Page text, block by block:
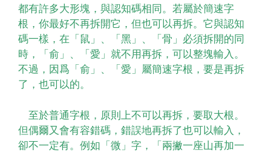
都有許多大形塊，與認知碼相同。若屬於簡速字
根，你最好不再拆開它，但也可以再拆。它與認知
碼一樣，在「鼠」、「黑」、「骨」必須拆開的同
時，「俞」、「愛」就不用再拆，可以整塊輸入。
不過，因爲「俞」、「愛」屬簡速字根，要是再拆
了，也可以的。
至於普通字根，原則上不可以再拆，要取大根。
但偶爾又會有容錯碼，錯誤地再拆了也可以輸入，
卻不一定有。例如「微」字，「兩撇一座山再加一